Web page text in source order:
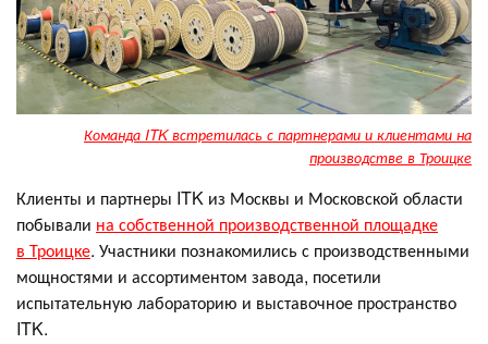
Команда ITK встретилась с партнерами и клиентами на
производстве в Троицке
Клиенты и партнеры ITK из Москвы и Московской области
побывали на собственной производственной площадке
в Троицке. Участники познакомились с производственными
мощностями и ассортиментом завода, посетили
испытательную лабораторию и выставочное пространство
ITK.